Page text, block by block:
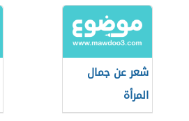
شعر عن جمال
المرأة